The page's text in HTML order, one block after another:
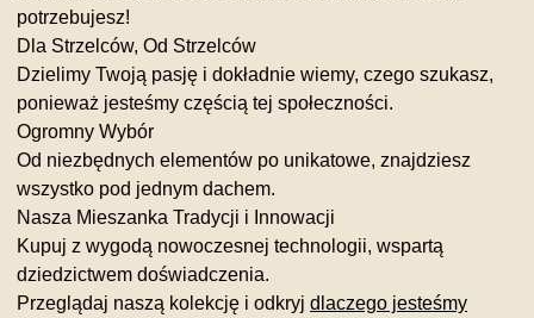
potrzebujesz!
Dla Strzelców, Od Strzelców
Dzielimy Twoją pasję i dokładnie wiemy, czego szukasz,
ponieważ jesteśmy częścią tej społeczności.
Ogromny Wybór
Od niezbędnych elementów po unikatowe, znajdziesz
wszystko pod jednym dachem.
Nasza Mieszanka Tradycji i Innowacji
Kupuj z wygodą nowoczesnej technologii, wspartą
dziedzictwem doświadczenia.
Przeglądaj naszą kolekcję i odkryj dlaczego jesteśmy